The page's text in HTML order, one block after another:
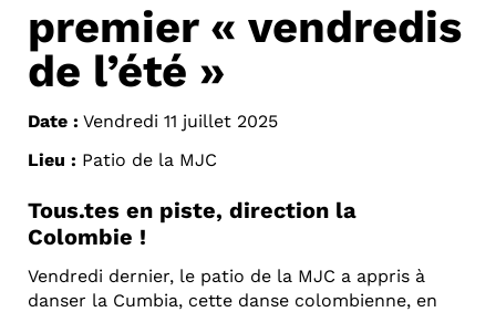
premier « vendredis
de l’été »
Date : Vendredi 11 juillet 2025
Lieu : Patio de la MJC
Tous.tes en piste, direction la
Colombie !
Vendredi dernier, le patio de la MJC a appris à
danser la Cumbia, cette danse colombienne, en